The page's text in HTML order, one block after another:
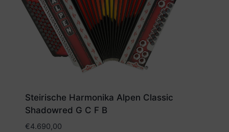
Steirische Harmonika Alpen Classic
Shadowred G C F B
€4.690,00